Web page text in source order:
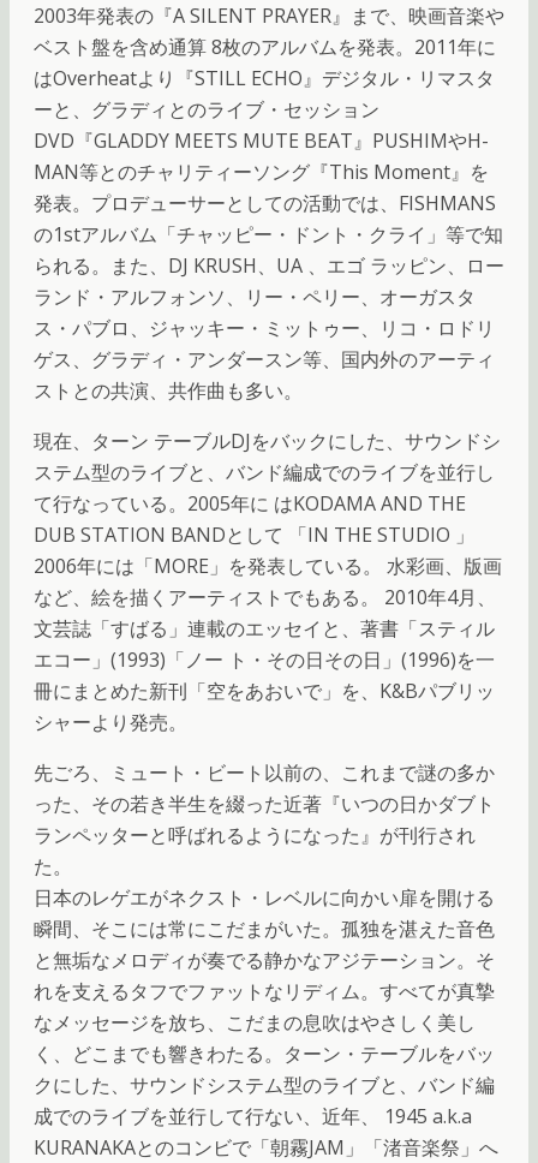
2003年発表の『A SILENT PRAYER』まで、映画音楽や
ベスト盤を含め通算 8枚のアルバムを発表。2011年に
はOverheatより『STILL ECHO』デジタル・リマスタ
ーと、グラディとのライブ・セッション
DVD『GLADDY MEETS MUTE BEAT』PUSHIMやH-
MAN等とのチャリティーソング『This Moment』を
発表。プロデューサーとしての活動では、FISHMANS
の1stアルバム「チャッピー・ドント・クライ」等で知
られる。また、DJ KRUSH、UA 、エゴ ラッピン、ロー
ランド・アルフォンソ、リー・ペリー、オーガスタ
ス・パブロ、ジャッキー・ミットゥー、リコ・ロドリ
ゲス、グラディ・アンダースン等、国内外のアーティ
ストとの共演、共作曲も多い。
現在、ターン テーブルDJをバックにした、サウンドシ
ステム型のライブと、バンド編成でのライブを並行し
て行なっている。2005年に はKODAMA AND THE
DUB STATION BANDとして 「IN THE STUDIO 」
2006年には「MORE」を発表している。 水彩画、版画
など、絵を描くアーティストでもある。 2010年4月、
文芸誌「すばる」連載のエッセイと、著書「スティル
エコー」(1993)「ノー ト・その日その日」(1996)を一
冊にまとめた新刊「空をあおいで」を、K&Bパブリッ
シャーより発売。
先ごろ、ミュート・ビート以前の、これまで謎の多か
った、その若き半生を綴った近著『いつの日かダブト
ランペッターと呼ばれるようになった』が刊行され
た。
日本のレゲエがネクスト・レベルに向かい扉を開ける
瞬間、そこには常にこだまがいた。孤独を湛えた音色
と無垢なメロディが奏でる静かなアジテーション。そ
れを支えるタフでファットなリディム。すべてが真摯
なメッセージを放ち、こだまの息吹はやさしく美し
く、どこまでも響きわたる。ターン・テーブルをバッ
クにした、サウンドシステム型のライブと、バンド編
成でのライブを並行して行ない、近年、 1945 a.k.a
KURANAKAとのコンビで「朝霧JAM」「渚音楽祭」へ